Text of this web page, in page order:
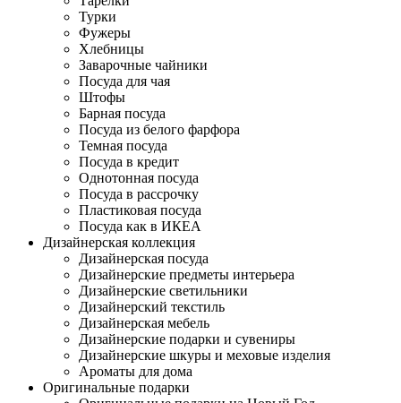
Турки
Фужеры
Хлебницы
Заварочные чайники
Посуда для чая
Штофы
Барная посуда
Посуда из белого фарфора
Темная посуда
Посуда в кредит
Однотонная посуда
Посуда в рассрочку
Пластиковая посуда
Посуда как в ИКЕА
Дизайнерская коллекция
Дизайнерская посуда
Дизайнерские предметы интерьера
Дизайнерские светильники
Дизайнерский текстиль
Дизайнерская мебель
Дизайнерские подарки и сувениры
Дизайнерские шкуры и меховые изделия
Ароматы для дома
Оригинальные подарки